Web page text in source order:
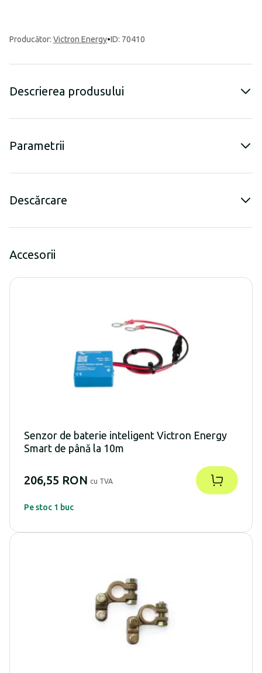
Producător: Victron Energy•ID: 70410
Descrierea produsului
Parametrii
Descărcare
Accesorii
Senzor de baterie inteligent Victron Energy
Smart de până la 10m
206,55 RON cu TVA
Pe stoc 1 buc